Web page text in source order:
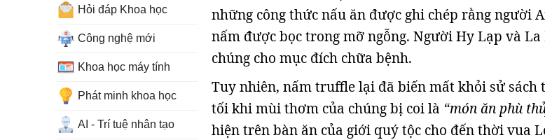
những công thức nấu ăn được ghi chép rằng người
nấm được bọc trong mỡ ngỗng. Người Hy Lạp và
chúng cho mục đích chữa bệnh.
Tuy nhiên, nấm truffle lại đã biến mất khỏi sử sách
tối khi mùi thơm của chúng bị coi là “món ăn phù
hiện trên bàn ăn của giới quý tộc cho đến thời vua
Hỏi đáp Khoa học
Công nghệ mới
Khoa học máy tính
Phát minh khoa học
AI - Trí tuệ nhân tạo